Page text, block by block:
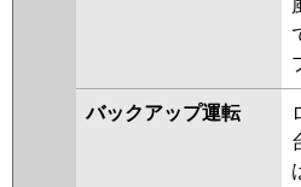
バックアップ運転